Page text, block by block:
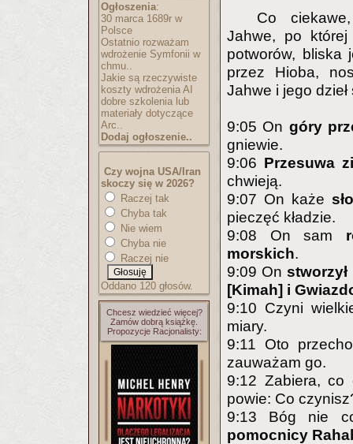
Ogłoszenia:
30 marca 1689r w
Polsce
Ostatnio rozważam
wdrożenie Symfonii w
chmu..
Jakie są rzeczywiste
koszty wdrożenia AI
dobre szkolenia lub
materiały dotyczące
Arc..
Dodaj ogłoszenie..
Czy wojna USA/Iran
skoczy się w 2026?
Raczej tak
Chyba tak
Nie wiem
Chyba nie
Raczej nie
Oddano 120 głosów.
Chcesz wiedzieć więcej?
Zamów dobrą książkę.
Propozycje Racjonalisty:
Co
Jahwe, po
potworów, bliska
przez Hioba,
Jahwe i jego
9:05 On góry
gniewie.
9:06 Przesuwa
chwieją.
9:07 On każe
pieczęć kładzie.
9:08 On sam
morskich.
9:09 On
[Kimah] i
9:10 Czyni
miary.
9:11 Oto
zauważam go.
9:12 Zabiera,
powie: Co
9:13 Bóg nie
pomocnicy